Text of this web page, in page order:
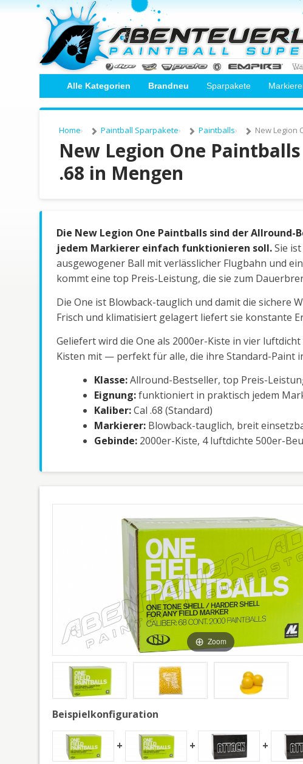
Alle Kategorien Brandneu Sparpakete
Home Paintball Sparpakete Paintballs New Legion
New Legion One
.68 in Mengen
Die New Legion One Paintballs sind der
jedem Markierer einfach funktionieren soll.Sie ist
ausgewogener Ball mit verlässlicher Flugbahn und
kommt eine top Preis-Leistung, die sie zum
Die One ist Blowback-tauglich und damit die sichere
Frisch und klimatisiert gelagert liefert sie konstante
Geliefert wird die One als 2000er-Kiste in vier
Kisten mit — perfekt für alle, die ihre Standard-Paint
Klasse:Allround-Bestseller, top Preis-
Eignung:funktioniert in praktisch jedem
Kaliber:Cal .68 (Standard)
Markierer:Blowback-tauglich, breit
Gebinde:2000er-Kiste, 4 luftdichte 500er-
Zoom
Beispielkonfiguration